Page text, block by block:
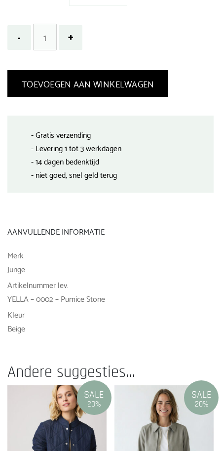
TOEVOEGEN AAN WINKELWAGEN
- Gratis verzending
- Levering 1 tot 3 werkdagen
- 14 dagen bedenktijd
- niet goed, snel geld terug
AANVULLENDE INFORMATIE
Merk
Junge
Artikelnummer lev.
YELLA – 0002 – Pumice Stone
Kleur
Beige
Andere suggesties…
SALE
20%
SALE
20%